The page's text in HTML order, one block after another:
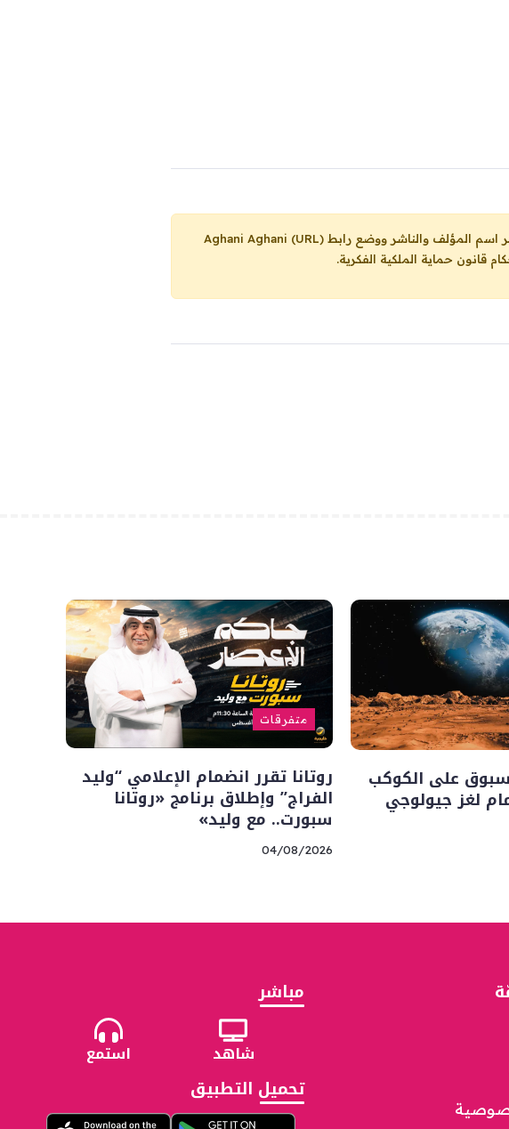
Aghani Aghani (URL)
قانون حماية الملكية الفكرية.
على الكوكب
لغز جيولوجي
متفرقات
روتانا تقرر انضمام الإعلامي “وليد
الفراج” وإطلاق برنامج «روتانا
سبورت.. مع وليد»
04/08/2026
مباشر
شاهد استمع
تحميل التطبيق